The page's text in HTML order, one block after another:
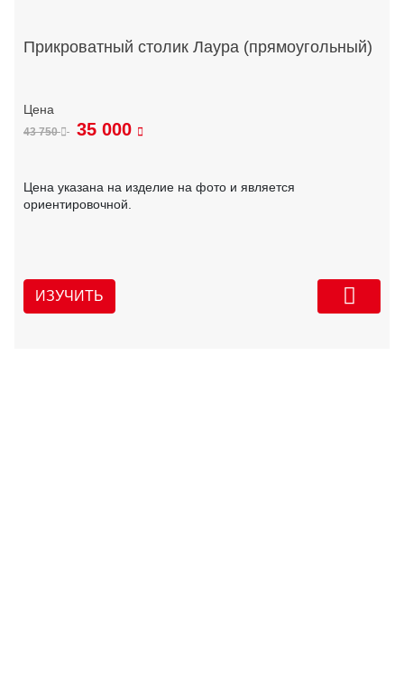
Прикроватный столик Лаура (прямоугольный)
43 750 35 000
Цена указана на изделие на фото и является
ориентировочной.
ИЗУЧИТЬ